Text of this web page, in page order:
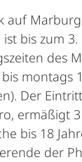
auf
bis zum
des
montags
Der
ermäßigt
bis 18
der